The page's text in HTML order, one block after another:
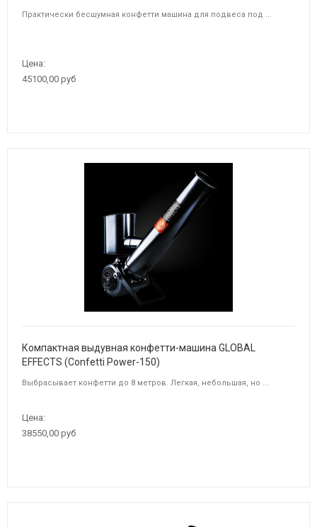
Практически бесшумная конфетти машина для подвеса под ...
Цена:
45100,00 руб
Компактная выдувная конфетти-машина GLOBAL
EFFECTS (Confetti Power-150)
Выбрасывает конфетти до 8 метров. Легкая, небольшая, но ...
Цена:
38550,00 руб